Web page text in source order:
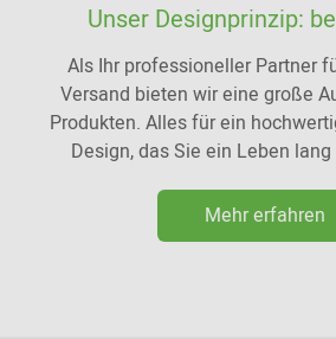
Unser Designprinzip:
Als Ihr professioneller Partner
Versand bieten wir eine große
Produkten. Alles für ein
Design, das Sie ein Leben
Mehr erfahren